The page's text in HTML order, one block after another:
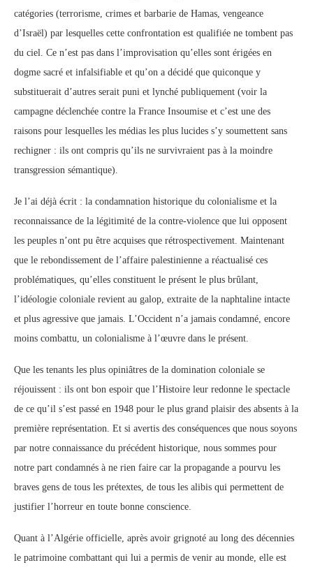
catégories (terrorisme, crimes et barbarie de Hamas, vengeance
d’Israël) par lesquelles cette confrontation est qualifiée ne tombent pas
du ciel. Ce n’est pas dans l’improvisation qu’elles sont érigées en
dogme sacré et infalsifiable et qu’on a décidé que quiconque y
substituerait d’autres serait puni et lynché publiquement (voir la
campagne déclenchée contre la France Insoumise et c’est une des
raisons pour lesquelles les médias les plus lucides s’y soumettent sans
rechigner : ils ont compris qu’ils ne survivraient pas à la moindre
transgression sémantique).
Je l’ai déjà écrit : la condamnation historique du colonialisme et la
reconnaissance de la légitimité de la contre-violence que lui opposent
les peuples n’ont pu être acquises que rétrospectivement. Maintenant
que le rebondissement de l’affaire palestinienne a réactualisé ces
problématiques, qu’elles constituent le présent le plus brûlant,
l’idéologie coloniale revient au galop, extraite de la naphtaline intacte
et plus agressive que jamais. L’Occident n’a jamais condamné, encore
moins combattu, un colonialisme à l’œuvre dans le présent.
Que les tenants les plus opiniâtres de la domination coloniale se
réjouissent : ils ont bon espoir que l’Histoire leur redonne le spectacle
de ce qu’il s’est passé en 1948 pour le plus grand plaisir des absents à la
première représentation. Et si avertis des conséquences que nous soyons
par notre connaissance du précédent historique, nous sommes pour
notre part condamnés à ne rien faire car la propagande a pourvu les
braves gens de tous les prétextes, de tous les alibis qui permettent de
justifier l’horreur en toute bonne conscience.
Quant à l’Algérie officielle, après avoir grignoté au long des décennies
le patrimoine combattant qui lui a permis de venir au monde, elle est